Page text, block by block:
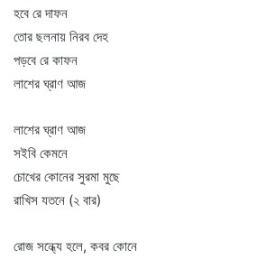
হবে রে দাফন
তোর ছলনায় নিরব দেহ
পড়বে রে কাফন
লাশের ঘ্রাণ আজ
লাশের ঘ্রাণ আজ
সইবি কেমনে
চোখের কোনের সুরমা মুছে
রাখিস যতনে (২ বার)
রোজ সন্ধ্যে হলে, কবর কোনে